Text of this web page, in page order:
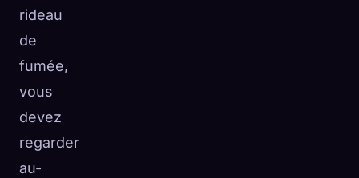
rideau
de
fumée,
vous
devez
regarder
au-